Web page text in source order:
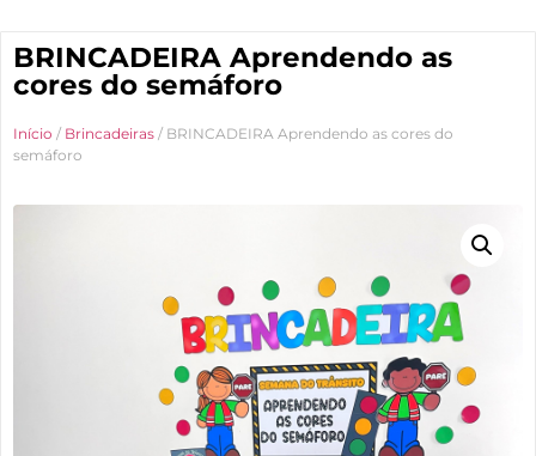
BRINCADEIRA Aprendendo as
cores do semáforo
Início / Brincadeiras / BRINCADEIRA Aprendendo as cores do
semáforo